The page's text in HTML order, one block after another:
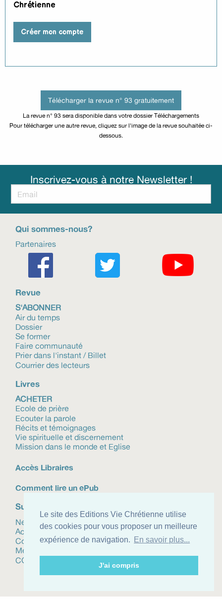
Le site des Editions Vie Chrétienne utilise
des cookies pour vous proposer un meilleure
expérience de navigation.
En savoir plus...
J'ai compris
Chrétienne
Créer mon compte
Télécharger la revue n° 93 gratuitement
La revue n° 93 sera disponible dans votre dossier Téléchargements
Pour télécharger une autre revue, cliquez sur l'image de la revue souhaitée ci-
dessous.
Inscrivez-vous à notre Newsletter !
Qui sommes-nous?
Partenaires
Revue
S'ABONNER
Air du temps
Dossier
Se former
Faire communauté
Prier dans l'instant / Billet
Courrier des lecteurs
Livres
ACHETER
Ecole de prière
Ecouter la parole
Récits et témoignages
Vie spirituelle et discernement
Mission dans le monde et Eglise
Accès Libraires
Comment lire un ePub
Suivez-nous
Newsletter
Actualités
Contact
Mentions légales
CGV